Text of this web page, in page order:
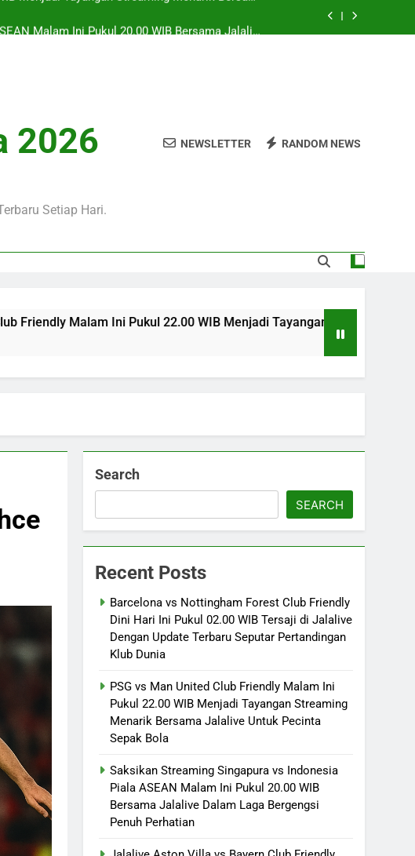
Dalam Laga Bergengsi Penuh Perhatian
Ini Pukul 02.00 WIB Tersaji di Jalalive Dengan
Menjadi Tayangan Streaming Menarik Bersama
Jalalive Untuk Pecinta Sepak Bola
Malam Ini Pukul 20.00 WIB Bersama Jalalive
19.00 WIB Mengulas Keseruan Laga Pramusim
Dengan Strategi Dan Perjalanan Kedua Tim
2026
Setiap Hari.
NEWSLETTER RANDOM NEWS
Ini Pukul 22.00 WIB Menjadi Tayangan Streaming Menarik Bersama
Search
SEARCH
Recent Posts
Barcelona vs Nottingham Forest Club Friendly
Dini Hari Ini Pukul 02.00 WIB Tersaji di Jalalive
Dengan Update Terbaru Seputar Pertandingan
Klub Dunia
PSG vs Man United Club Friendly Malam Ini
Pukul 22.00 WIB Menjadi Tayangan Streaming
Menarik Bersama Jalalive Untuk Pecinta
Sepak Bola
Saksikan Streaming Singapura vs Indonesia
Piala ASEAN Malam Ini Pukul 20.00 WIB
Bersama Jalalive Dalam Laga Bergengsi
Penuh Perhatian